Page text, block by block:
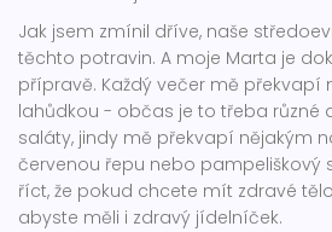
Jak jsem zmínil dříve, naše
těchto potravin. A moje Marta je
přípravě. Každý večer mě překvapí
lahůdkou - občas je to třeba různé
saláty, jindy mě překvapí nějakým
červenou řepu nebo pampeliškový
říct, že pokud chcete mít zdravé
abyste měli i zdravý jídelníček.